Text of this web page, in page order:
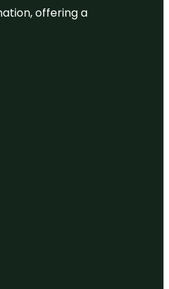
offering a